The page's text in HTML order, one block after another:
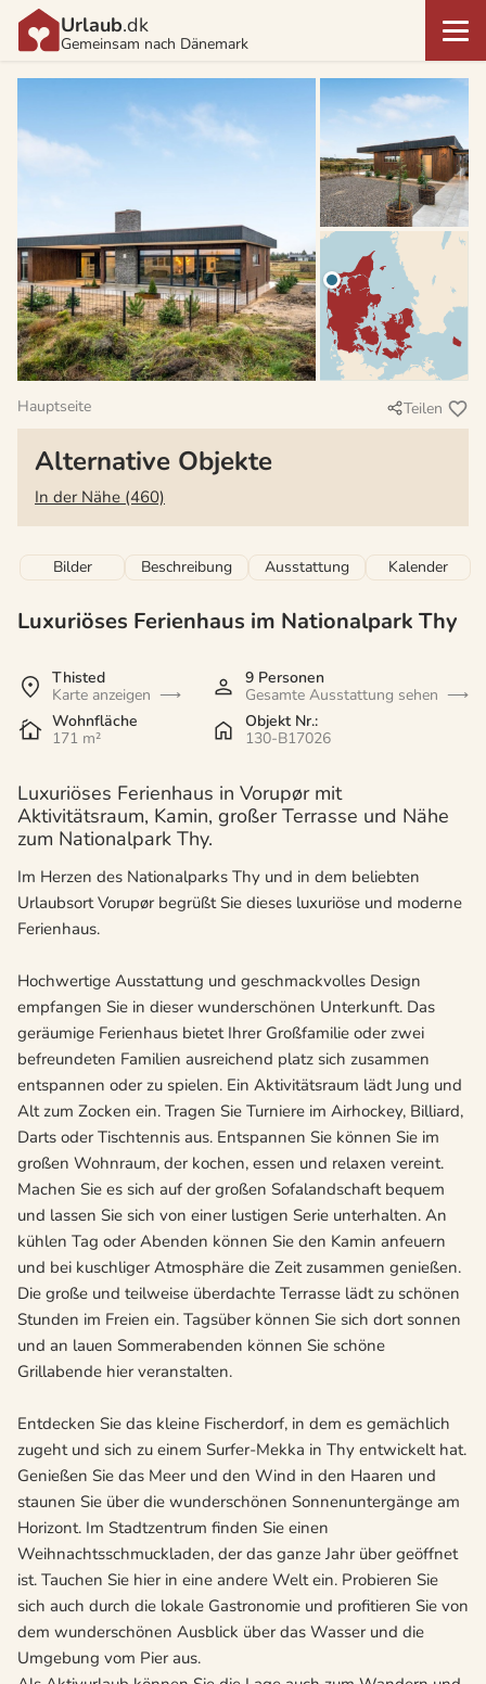
Urlaub.dk
Gemeinsam nach Dänemark
Hauptseite Teilen
Alternative Objekte
In der Nähe (460)
Bilder Beschreibung Ausstattung Kalender
Luxuriöses Ferienhaus im Nationalpark Thy
Thisted
Karte anzeigen
9 Personen
Gesamte Ausstattung sehen
Wohnfläche
171 m²
Objekt Nr.:
130-B17026
Luxuriöses Ferienhaus in Vorupør mit
Aktivitätsraum, Kamin, großer Terrasse und Nähe
zum Nationalpark Thy.
Im Herzen des Nationalparks Thy und in dem beliebten
Urlaubsort Vorupør begrüßt Sie dieses luxuriöse und moderne
Ferienhaus.
Hochwertige Ausstattung und geschmackvolles Design
empfangen Sie in dieser wunderschönen Unterkunft. Das
geräumige Ferienhaus bietet Ihrer Großfamilie oder zwei
befreundeten Familien ausreichend platz sich zusammen
entspannen oder zu spielen. Ein Aktivitätsraum lädt Jung und
Alt zum Zocken ein. Tragen Sie Turniere im Airhockey, Billiard,
Darts oder Tischtennis aus. Entspannen Sie können Sie im
großen Wohnraum, der kochen, essen und relaxen vereint.
Machen Sie es sich auf der großen Sofalandschaft bequem
und lassen Sie sich von einer lustigen Serie unterhalten. An
kühlen Tag oder Abenden können Sie den Kamin anfeuern
und bei kuschliger Atmosphäre die Zeit zusammen genießen.
Die große und teilweise überdachte Terrasse lädt zu schönen
Stunden im Freien ein. Tagsüber können Sie sich dort sonnen
und an lauen Sommerabenden können Sie schöne
Grillabende hier veranstalten.
Entdecken Sie das kleine Fischerdorf, in dem es gemächlich
zugeht und sich zu einem Surfer-Mekka in Thy entwickelt hat.
Genießen Sie das Meer und den Wind in den Haaren und
staunen Sie über die wunderschönen Sonnenuntergänge am
Horizont. Im Stadtzentrum finden Sie einen
Weihnachtsschmuckladen, der das ganze Jahr über geöffnet
ist. Tauchen Sie hier in eine andere Welt ein. Probieren Sie
sich auch durch die lokale Gastronomie und profitieren Sie von
dem wunderschönen Ausblick über das Wasser und die
Umgebung vom Pier aus.